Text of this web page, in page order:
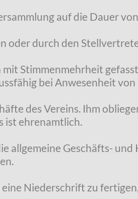
auf die Dauer
oder durch den
Stimmenmehrheit
bei Anwesenheit
des Vereins. Ihm
ist ehrenamtlich.
allgemeine Geschäfts-
eine Niederschrift zu